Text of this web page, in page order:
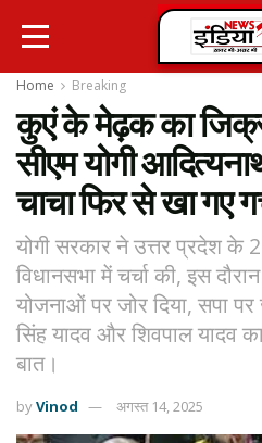
Home Breaking
कुएं के मेढ़क का
सीएम योगी
चाचा फिर से खा गए
योगी सरकार ने उत्तर प्रदेश के
विधानसभा में चर्चा की, इस
योजनाओं पर जोर दिया, सपा
सिंह यादव और शिवपाल यादव
बात।
byVinod अगस्त 14, 2025